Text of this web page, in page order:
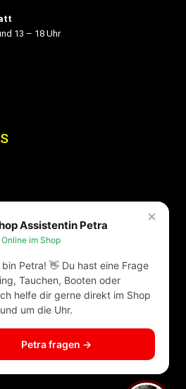
13 – 18 Uhr
Facebook
Facebook
×
Assistentin Petra
im Shop
bin Petra! 👋 Du hast eine Frage
Tauchen, Booten oder
helfe dir gerne direkt im Shop
um die Uhr.
Petra fragen →